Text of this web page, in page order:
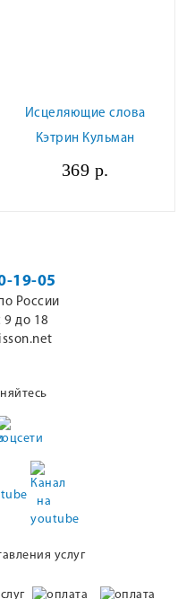
Исцеляющие слова
Кэтрин Кульман
369 р.
19-05
России
9 до 18
услуг